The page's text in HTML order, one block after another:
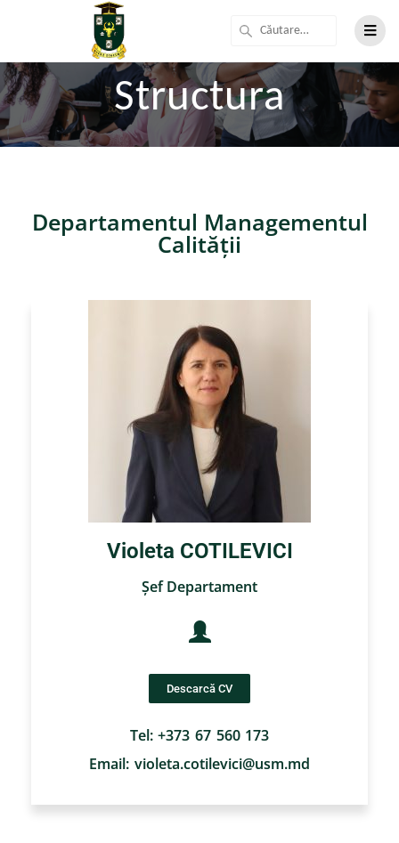
Structura
Departamentul Managementul
Calităţii
Violeta COTILEVICI
Şef Departament
Descarcă CV
Tel: +373 67 560 173
Email: violeta.cotilevici@usm.md